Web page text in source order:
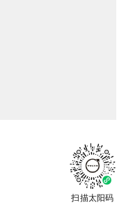
扫描太阳码